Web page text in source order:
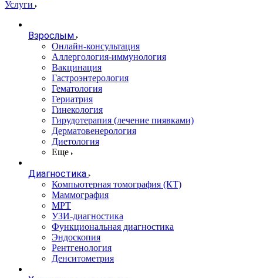
Услуги
Взрослым
Онлайн-консультация
Аллергология-иммунология
Вакцинация
Гастроэнтерология
Гематология
Гериатрия
Гинекология
Гирудотерапия (лечение пиявками)
Дерматовенерология
Диетология
Еще
Диагностика
Компьютерная томография (КТ)
Маммография
МРТ
УЗИ-диагностика
Функциональная диагностика
Эндоскопия
Рентгенология
Денситометрия